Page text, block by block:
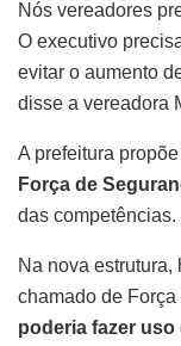
Nós vereadores
O executivo
evitar o aumento
disse a vereadora
A prefeitura
Força de
das competências.
Na nova
chamado de
poderia fazer